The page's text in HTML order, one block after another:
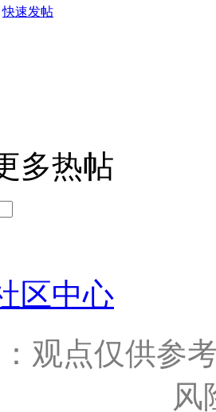
快速发帖
多热帖
区中心
观点仅供参
风